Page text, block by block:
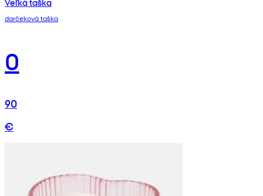
darčeková taška
0
90
€